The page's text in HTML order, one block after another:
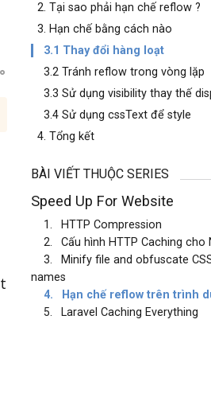
2. Tại sao phải hạn chế reflow ?
3. Hạn chế bằng cách nào
3.1 Thay đổi hàng loạt
3.2 Tránh reflow trong vòng lặp
3.3 Sử dụng visibility thay thế
3.4 Sử dụng cssText để style
4. Tổng kết
BÀI VIẾT THUỘC SERIES
Speed Up For Website
1. HTTP Compression
2. Cấu hình HTTP Caching cho
3.
Minify file and obfuscate
names
4. Hạn chế reflow trên trình
5. Laravel Caching Everything